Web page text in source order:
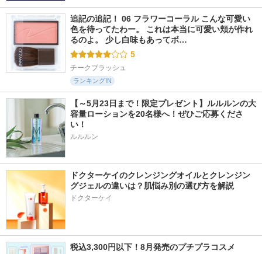
追記の追記！ 06 フラワーコーラル こんな可愛い
色を待ってたわー。 これは本当に可愛い頬が作れ
るのよ。 少し白味もあってボ…
5
チークブラッシュ
ランキングIN
【～5月23日まで！限定プレゼント】ルルルンの大
容量ローションを20名様へ！ぜひご応募くださ
い！
ルルルン
ドクターケイのクレンジングオイルとクレンジン
グジェルの違いは？肌悩み別の選び方を解説
ドクターケイ
税込3,300円以下！8月発売のプチプラコスメ